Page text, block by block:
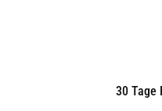
30 Tage